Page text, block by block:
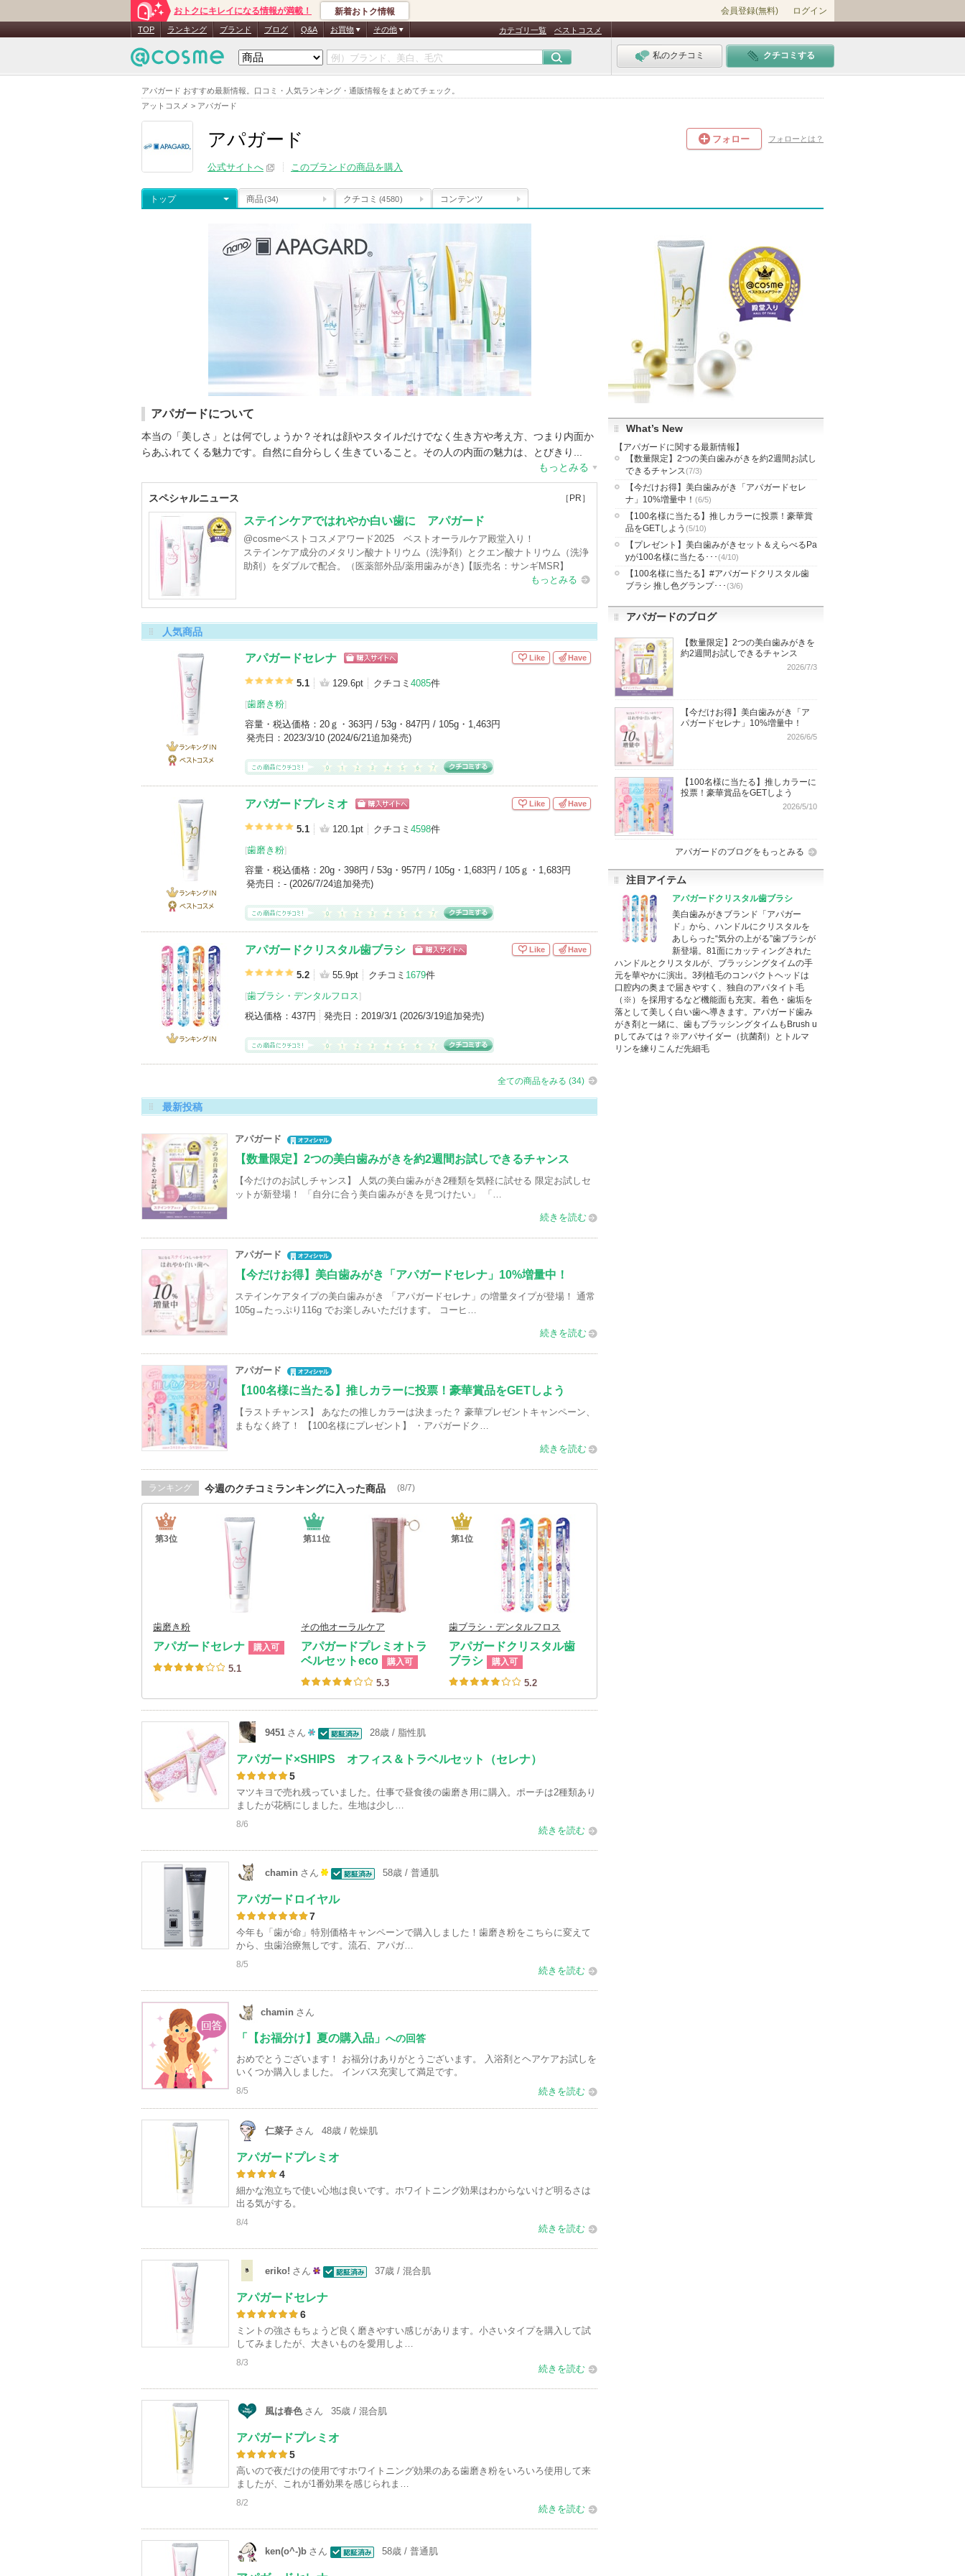
アパガード おすすめ最新情報。口コミ・人気ランキング・通販情報をまとめてチェック。
アットコスメ > アパガード
おトクにキレイになる情報が満載！ 新着おトク情報 会員登録(無料) ログイン
TOP ランキング ブランド ブログ Q&A お買物 その他 カテゴリ一覧 ベストコスメ
私のクチコミ クチコミする
アパガード
公式サイトへ このブランドの商品を購入
フォロー フォローとは？
トップ 商品(34) クチコミ (4580) コンテンツ
アパガードについて
本当の「美しさ」とは何でしょうか？それは顔やスタイルだけでなく生き方や考え方、つまり内面か
らあふれてくる魅力です。自然に自分らしく生きていること。その人の内面の魅力は、とびきり...
もっとみる
メーカー名 ： サンギ
お気に入り登録：427,572
アパガードの登録商品 (34件)
登録アイテムカテゴリ
歯磨き粉（20）
その他オーラルケア（6）
スペシャルニュース ［PR］
ステインケアではれやか白い歯に アパガード
@cosmeベストコスメアワード2025 ベストオーラルケア殿堂入り！
ステインケア成分のメタリン酸ナトリウム（洗浄剤）とクエン酸ナトリウム（洗浄
助剤）をダブルで配合。（医薬部外品/薬用歯みがき)【販売名：サンギMSR】
もっとみる
人気商品
ランキング
メ
アパガードセレナ
グサイトへ
5.1 129.6pt クチコミ 4085件
[歯磨き粉]
容量・税込価格： 20ｇ・363円 / 53g・847円 / 105g・1,463円
発売日： 2023/3/10 (2024/6/21追加発売)
Like Have
ランキング
メ
アパガードプレミオ
グサイトへ
5.1 120.1pt クチコミ 4598件
[歯磨き粉]
容量・税込価格： 20g・398円 / 53g・957円 / 105g・1,683円 / 105ｇ・1,683円
発売日： - (2026/7/24追加発売)
Like Have
アパガードクリスタル歯ブラシ
グサイトへ
5.2 55.9pt クチコミ 1679件
[歯ブラシ・デンタルフロス]
税込価格： 437円 発売日： 2019/3/1 (2026/3/19追加発売)
Like Have
全ての商品をみる (34)
最新投稿
アパガード
【数量限定】2つの美白歯みがきを約2週間お試しできるチャンス
【今だけのお試しチャンス】 人気の美白歯みがき2種類を気軽に試せる 限定お試しセ
ットが新登場！ 「自分に合う美白歯みがきを見つけたい」 「…
続きを読む
アパガード
【今だけお得】美白歯みがき「アパガードセレナ」10%増量中！
ステインケアタイプの美白歯みがき 「アパガードセレナ」の増量タイプが登場！ 通常
105g→たっぷり116g でお楽しみいただけます。 コーヒ…
続きを読む
アパガード
【100名様に当たる】推しカラーに投票！豪華賞品をGETしよう
【ラストチャンス】 あなたの推しカラーは決まった？ 豪華プレゼントキャンペーン、
まもなく終了！ 【100名様にプレゼント】 ・アパガードク…
続きを読む
ランキング 今週のクチコミランキングに入った商品 (8/7)
第3位
アパガードセレナ 購入可
5.1
歯磨き粉
第11位
アパガードプレミオトラ
ベルセットeco
購入可
5.3
その他オーラルケア
第1位
アパガードクリスタル歯
ブラシ
購入可
5.2
歯ブラシ・デンタルフロス
9451 さん
0
以
ン
バ
ー
に
お
に
入
登
録
い
ま
28歳 脂性肌
アパガード×SHIPS オフィス＆トラベルセット（セレナ）
5
マツキヨで売れ残っていました。仕事で昼食後の歯磨き用に購入。ポーチは2種類あり
ましたが花柄にしました。生地は少し…
8/6
続きを読む
chamin さん
0
人
ン
バ
ー
お
気
入
り
て
い
す
58歳 普通肌
アパガードロイヤル
7
今年も「歯が命」特別価格キャンペーンで購入しました！歯磨き粉をこちらに変えて
から、虫歯治療無しです。流石、アパガ…
8/5
続きを読む
chamin さん
「【お福分け】夏の購入品」 への回答
おめでとうございます！ お福分けありがとうございます。 入浴剤とヘアケアお試しを
いくつか購入しました。 インバス充実して満足です。
8/5 続きを読む
仁菜子 さん 48歳 乾燥肌
アパガードプレミオ
4
細かな泡立ちで使い心地は良いです。ホワイトニング効果はわからないけど明るさは
出る気がする。
8/4
続きを読む
eriko! さん
5
以
ン
バ
に
お
に
入
37歳 混合肌
アパガードセレナ
6
ミントの強さもちょうど良く磨きやすい感じがあります。小さいタイプを購入して試
してみましたが、大きいものを愛用しよ…
8/3
続きを読む
風は春色 さん 35歳 混合肌
アパガードプレミオ
5
高いので夜だけの使用ですホワイトニング効果のある歯磨き粉をいろいろ使用して来
ましたが、これが1番効果を感じられま…
8/2
続きを読む
ken(o^-)b さん
58歳 普通肌
What’s New
【アパガードに関する最新情報】
【数量限定】2つの美白歯みがきを約2週間お試し
できるチャンス(7/3)
【今だけお得】美白歯みがき「アパガードセレ
ナ」10%増量中！ (6/5)
【100名様に当たる】推しカラーに投票！豪華賞
品をGETしよう (5/10)
【プレゼント】美白歯みがきセット＆えらべるPa
yが100名様に当たる･･･(4/10)
【100名様に当たる】#アパガードクリスタル歯
ブラシ 推し色グランプ･･･(3/6)
アパガードのブログ
【数量限定】2つの美白歯みがきを
約2週間お試しできるチャンス
2026/7/3
【今だけお得】美白歯みがき「ア
パガードセレナ」10%増量中！
2026/6/5
【100名様に当たる】推しカラーに
投票！豪華賞品をGETしよう
2026/5/10
アパガードのブログをもっとみる
注目アイテム
アパガードクリスタル歯ブラシ
美白歯みがきブランド「アパガー
ド」から、ハンドルにクリスタルを
あしらった“気分の上がる”歯ブラシが
新登場。81面にカッティングされた
ハンドルとクリスタルが、ブラッシングタイムの手
元を華やかに演出。3列植毛のコンパクトヘッドは
口腔内の奥まで届きやすく、独自のアパタイト毛
（※）を採用するなど機能面も充実。着色・歯垢を
落として美しく白い歯へ導きます。アパガード歯み
がき剤と一緒に、歯もブラッシングタイムもBrush u
pしてみては？※アパサイダー（抗菌剤）とトルマ
リンを練りこんだ先細毛